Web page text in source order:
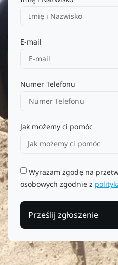
E-mail
Numer Telefonu
Jak możemy ci pomóc
Wyrażam zgodę na
osobowych zgodnie z
Prześlij zgłoszenie